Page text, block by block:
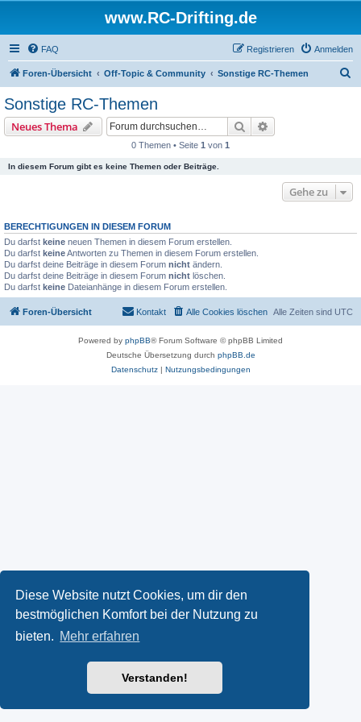
Diese Website nutzt Cookies, um dir den
bestmöglichen Komfort bei der Nutzung zu
bieten. Mehr erfahren
Verstanden!
www.RC-Drifting.de
FAQ Anmelden
Registrieren
Foren-Übersicht Off-Topic & Community Sonstige RC-Themen
Sonstige RC-Themen
Neues Thema Suche
0 Themen • Seite 1 von 1
In diesem Forum gibt es keine Themen oder Beiträge.
Gehe zu
BERECHTIGUNGEN IN DIESEM FORUM
Du darfst keine neuen Themen in diesem Forum erstellen.
Du darfst keineAntworten zu Themen in diesem Forum erstellen.
Du darfst deine Beiträge in diesem Forum nicht ändern.
Du darfst deine Beiträge in diesem Forum nicht löschen.
Du darfst keine Dateianhänge in diesem Forum erstellen.
Foren-Übersicht Alle Zeiten sind UTC
Alle Cookies löschen
Kontakt
Powered by phpBB® Forum Software © phpBB Limited
Deutsche Übersetzung durch phpBB.de
Datenschutz| Nutzungsbedingungen